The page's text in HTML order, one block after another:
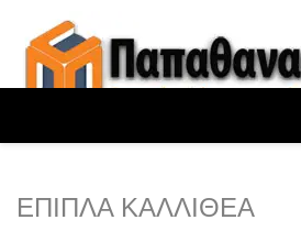
ΕΠΙΠΛΑ ΚΑΛΛΙΘΕΑ